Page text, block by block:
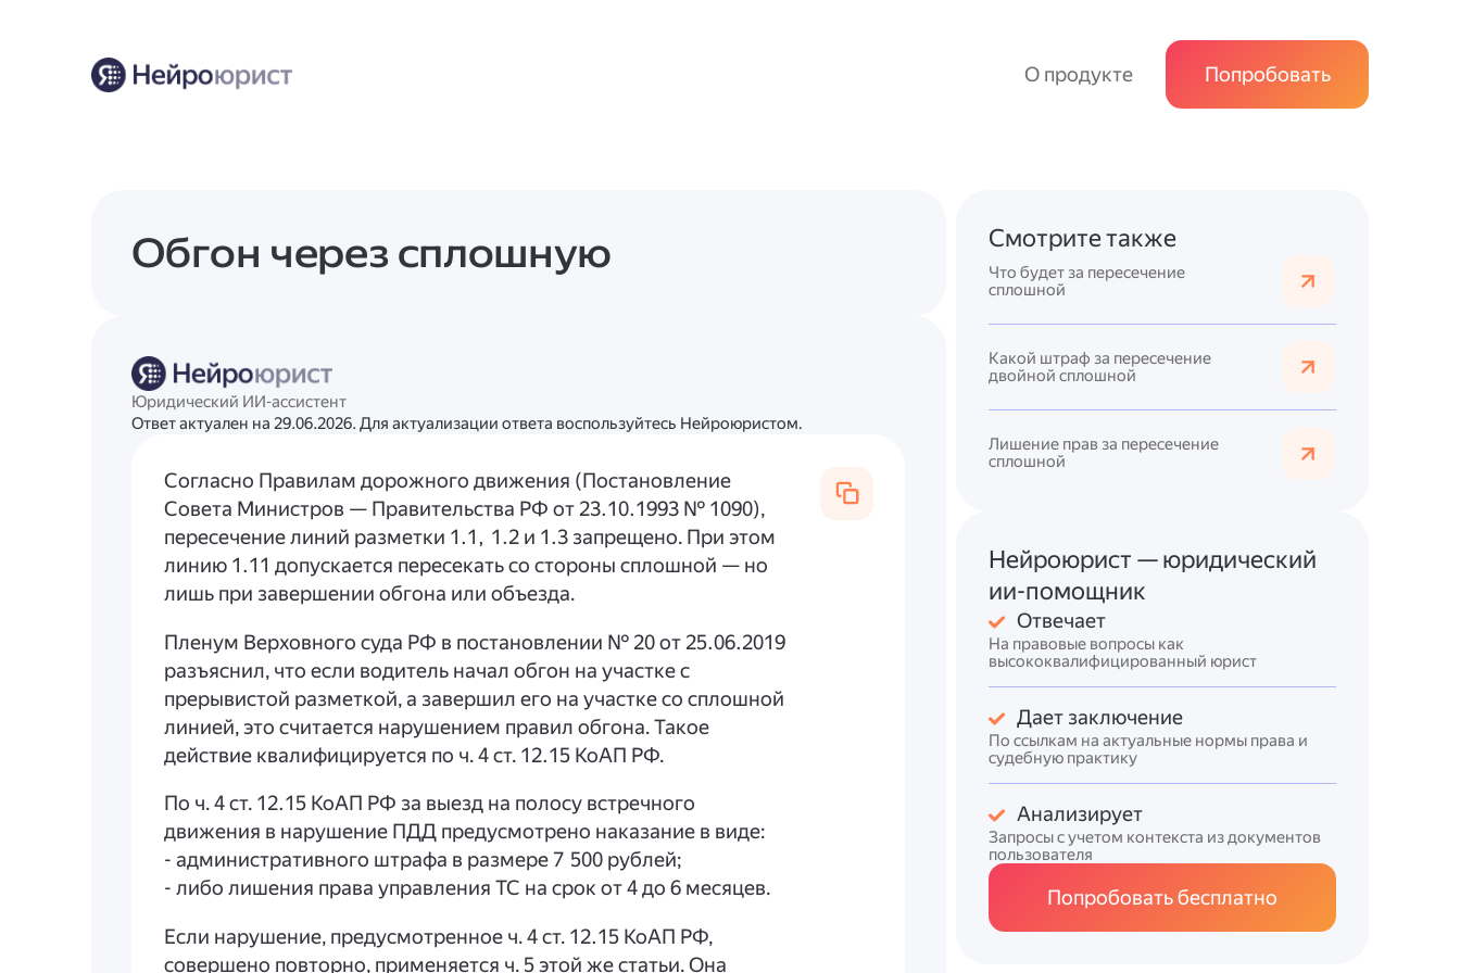
О продукте Попробовать
Обгон через сплошную
Юридический ИИ-ассистент
Ответ актуален на 29.06.2026. Для актуализации ответа воспользуйтесь Нейроюристом.
Согласно Правилам дорожного движения (Постановление
Совета Министров — Правительства РФ от 23.10.1993 № 1090),
пересечение линий разметки 1.1, 1.2 и 1.3 запрещено. При этом
линию 1.11 допускается пересекать со стороны сплошной — но
лишь при завершении обгона или объезда.
Пленум Верховного суда РФ в постановлении № 20 от 25.06.2019
разъяснил, что если водитель начал обгон на участке с
прерывистой разметкой, а завершил его на участке со сплошной
линией, это считается нарушением правил обгона. Такое
действие квалифицируется по ч. 4 ст. 12.15 КоАП РФ.
По ч. 4 ст. 12.15 КоАП РФ за выезд на полосу встречного
движения в нарушение ПДД предусмотрено наказание в виде:
- административного штрафа в размере 7 500 рублей;
- либо лишения права управления ТС на срок от 4 до 6 месяцев.
Если нарушение, предусмотренное ч. 4 ст. 12.15 КоАП РФ,
совершено повторно, применяется ч. 5 этой же статьи. Она
Смотрите также
Что будет за пересечение
сплошной
Какой штраф за пересечение
двойной сплошной
Лишение прав за пересечение
сплошной
Нейроюрист — юридический
ии-помощник
Отвечает
На правовые вопросы как
высококвалифицированный юрист
Дает заключение
По ссылкам на актуальные нормы права и
судебную практику
Анализирует
Запросы с учетом контекста из документов
пользователя
Попробовать бесплатно